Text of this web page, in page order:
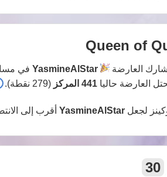
Queen of
العارضة YasmineAlStar في
العارضة حاليا 441 المركز (279 نقطة).
لجعل YasmineAlStar أقرب إلى
30